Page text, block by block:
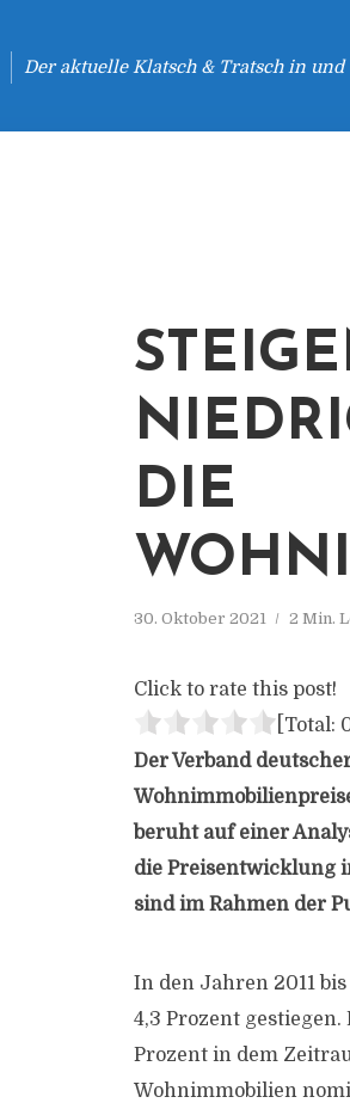
Der aktuelle Klatsch & Tratsch in und
DIE
30. Oktober 2021 2 Min.
Click to rate this post!
[Total:
Der Verband
beruht auf einer
die Preisentwicklung
sind im Rahmen der
In den Jahren 2011
4,3 Prozent
Prozent in dem
Wohnimmobilien